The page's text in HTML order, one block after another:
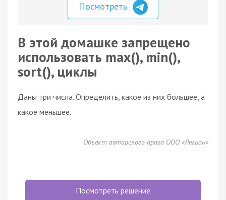
Посмотреть
В этой домашке запрещено
использовать max(), min(),
sort(), циклы
Даны три числа. Определить, какое из них большее, а
какое меньшее.
Объект авторского права ООО «Легион»
Посмотреть решение